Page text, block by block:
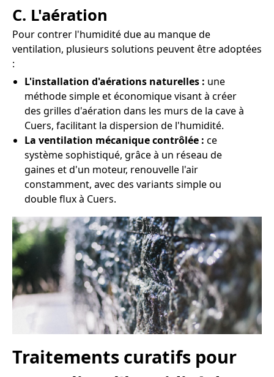
C. L'aération
Pour contrer l'humidité due au manque de
ventilation, plusieurs solutions peuvent être adoptées
:
L'installation d'aérations naturelles : une
méthode simple et économique visant à créer
des grilles d'aération dans les murs de la cave à
Cuers, facilitant la dispersion de l'humidité.
La ventilation mécanique contrôlée : ce
système sophistiqué, grâce à un réseau de
gaines et d'un moteur, renouvelle l'air
constamment, avec des variants simple ou
double flux à Cuers.
Traitements curatifs pour